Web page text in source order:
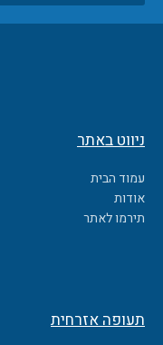
ניווט באתר
עמוד הבית
אודות
תירמו לאתר
תעופה אזרחית